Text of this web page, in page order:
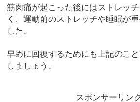
筋肉痛が起こった後にはストレッ
く、運動前のストレッチや睡眠が
した。
早めに回復するためにも上記のこ
しましょう。
スポンサーリンク